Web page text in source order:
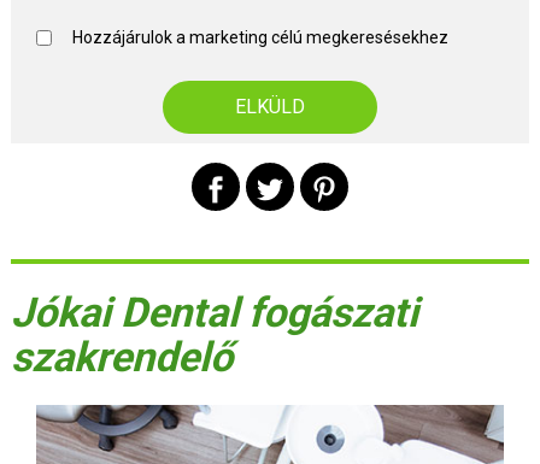
Hozzájárulok a marketing célú megkeresésekhez
Jókai Dental fogászati
szakrendelő